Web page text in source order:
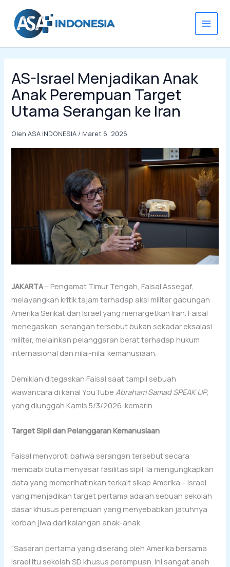
konten
AS-Israel Menjadikan Anak
Anak Perempuan Target
Utama Serangan ke Iran
OlehASA INDONESIA / Maret 6, 2026
JAKARTA– Pengamat Timur Tengah, Faisal Assegaf,
melayangkan kritik tajam terhadap aksi militer gabungan
Amerika Serikat dan Israel yang menargetkan Iran. Faisal
menegaskan serangan tersebut bukan sekadar eksalasi
militer, melainkan pelanggaran berat terhadap hukum
internasional dan nilai-nilai kemanusiaan.
Demikian ditegaskan Faisal saat tampil sebuah
wawancara di kanal YouTube Abraham Samad SPEAK UP,
yang diunggah Kamis 5/3/2026 kemarin.
Target Sipil dan Pelanggaran Kemanusiaan
Faisal menyoroti bahwa serangan tersebut secara
membabi buta menyasar fasilitas sipil. Ia mengungkapkan
data yang memprihatinkan terkait sikap Amerika – Israel
yang menjadikan target pertama adalah sebuah sekolah
dasar khusus perempuan yang menyebabkan jatuhnya
korban jiwa dari kalangan anak-anak.
“Sasaran pertama yang diserang oleh Amerika bersama
Israel itu sekolah SD khusus perempuan. Ini sangat aneh